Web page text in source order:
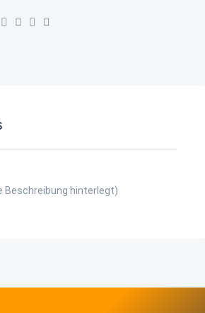
Beschreibung hinterlegt)